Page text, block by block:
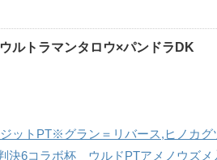
ルトラマンタロウ×パンドラDK
ットPT※グラン＝リバース,ヒノカグ
決6コラボ杯 ウルドPTアメノウズメ